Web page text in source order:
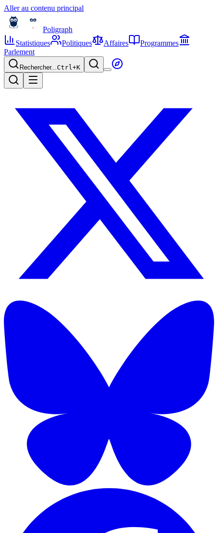
Aller au contenu principal
Poligraph
Statistiques
Politiques Affaires
Programmes
Parlement
Rechercher...Ctrl+K